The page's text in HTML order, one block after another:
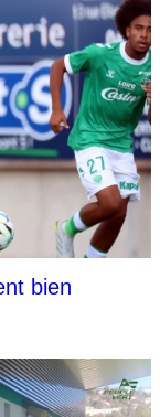
bien